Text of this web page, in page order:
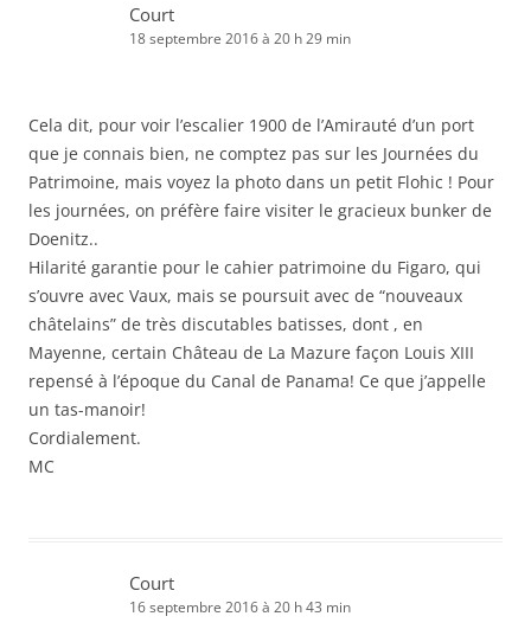
Court
18 septembre 2016 à 20 h 29 min
Cela dit, pour voir l’escalier 1900 de l’Amirauté d’un port
que je connais bien, ne comptez pas sur les Journées du
Patrimoine, mais voyez la photo dans un petit Flohic ! Pour
les journées, on préfère faire visiter le gracieux bunker de
Doenitz..
Hilarité garantie pour le cahier patrimoine du Figaro, qui
s’ouvre avec Vaux, mais se poursuit avec de “nouveaux
châtelains” de très discutables batisses, dont , en
Mayenne, certain Château de La Mazure façon Louis XIII
repensé à l’époque du Canal de Panama! Ce que j’appelle
un tas-manoir!
Cordialement.
MC
Court
16 septembre 2016 à 20 h 43 min